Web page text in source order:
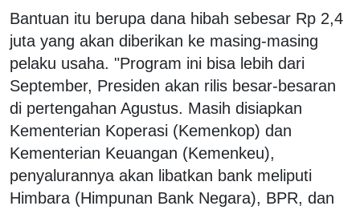
Bantuan itu berupa dana hibah sebesar Rp 2,4
juta yang akan diberikan ke masing-masing
pelaku usaha. "Program ini bisa lebih dari
September, Presiden akan rilis besar-besaran
di pertengahan Agustus. Masih disiapkan
Kementerian Koperasi (Kemenkop) dan
Kementerian Keuangan (Kemenkeu),
penyalurannya akan libatkan bank meliputi
Himbara (Himpunan Bank Negara), BPR, dan